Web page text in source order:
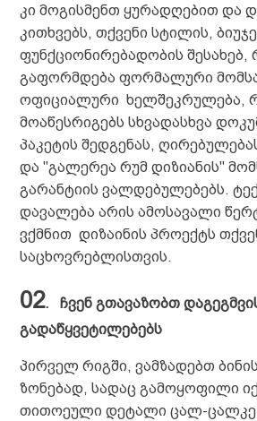
კი მოგისმენთ ყურადღებით და
კითხვებს, თქვენი სტილის,
ფუნქციონირებადობის შესახებ,
გაფორმდება ფორმალური
ოფიციალური ხელშეკრულება,
მოაწესრიგებს სხვადასხვა
პაკეტის შედგენას,
და "გალერეა რუმ დიზიანის"
გარანტიის ვალდებულებებს.
დავალება არის ამოსავალი
ვქმნით დიზაინის პროექტს
საცხოვრებლისთვის.
02.ჩვენ გთავაზობთ
გადაწყვეტილებებს
პირველ რიგში, ვამზადებთ
ზონებად, სადაც გამოყოფილი
თითოეული დეტალი ცალ-ცალკე